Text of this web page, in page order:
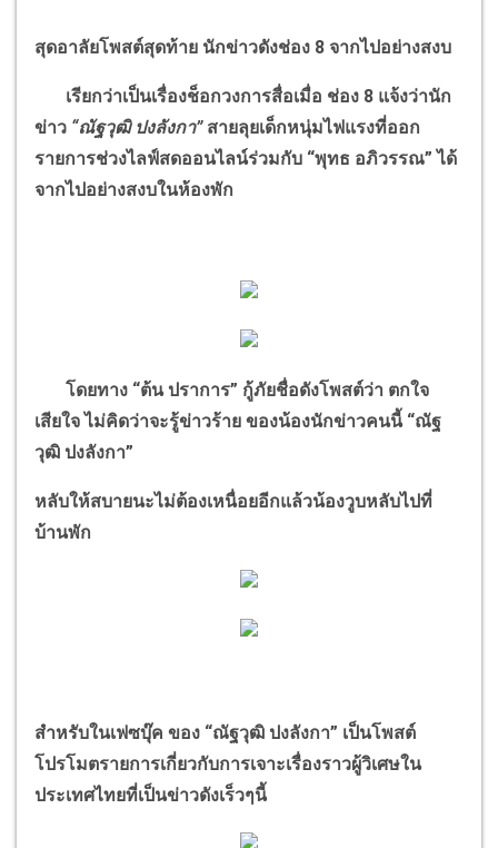
สุดอาลัยโพสต์สุดท้าย นักข่าวดังช่อง 8 จากไปอย่างสงบ
เรียกว่าเป็นเรื่องช็อกวงการสื่อเมื่อ ช่อง 8 แจ้งว่านัก
ข่าว “ณัฐวุฒิ ปงลังกา” สายลุยเด็กหนุ่มไฟแรงที่ออก
รายการช่วงไลฟ์สดออนไลน์ร่วมกับ “พุทธ อภิวรรณ” ได้
จากไปอย่างสงบในห้องพัก
โดยทาง “ต้น ปราการ” กู้ภัยชื่อดังโพสต์ว่า ตกใจ
เสียใจ ไม่คิดว่าจะรู้ข่าวร้าย ของน้องนักข่าวคนนี้ “ณัฐ
วุฒิ ปงลังกา”
หลับให้สบายนะไม่ต้องเหนื่อยอีกแล้วน้องวูบหลับไปที่
บ้านพัก
สำหรับในเฟซบุ๊ค ของ “ณัฐวุฒิ ปงลังกา” เป็นโพสต์
โปรโมตรายการเกี่ยวกับการเจาะเรื่องราวผู้วิเศษใน
ประเทศไทยที่เป็นข่าวดังเร็วๆนี้